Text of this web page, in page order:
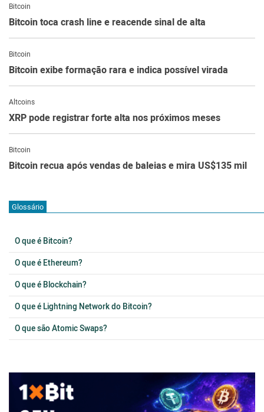
Bitcoin
Bitcoin toca crash line e reacende sinal de alta
Bitcoin
Bitcoin exibe formação rara e indica possível virada
Altcoins
XRP pode registrar forte alta nos próximos meses
Bitcoin
Bitcoin recua após vendas de baleias e mira US$135 mil
Glossário
O que é Bitcoin?
O que é Ethereum?
O que é Blockchain?
O que é Lightning Network do Bitcoin?
O que são Atomic Swaps?